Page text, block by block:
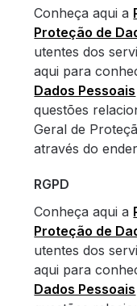
Conheça aqui a
Proteção de
utentes dos
aqui para
Dados Pessoais
questões
Geral de
através do
RGPD
Conheça aqui a
Proteção de
utentes dos
aqui para
Dados Pessoais